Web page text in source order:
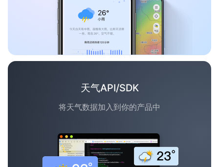
天气API/SDK
将天气数据加入到你的产品中